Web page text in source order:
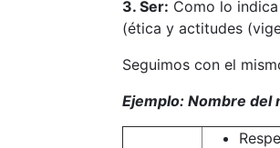
3. Ser: Como lo
(ética y actitudes
Seguimos con el
Ejemplo: Nombre del